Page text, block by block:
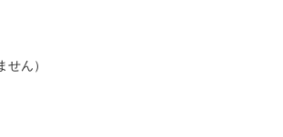
ん）